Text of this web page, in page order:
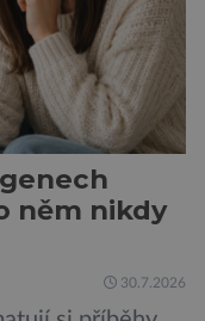
něm nikdy
30.7.2026